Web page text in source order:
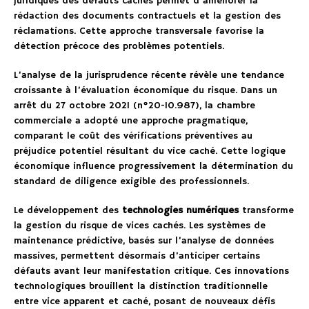
rédaction des documents contractuels et la gestion des
réclamations. Cette approche transversale favorise la
détection précoce des problèmes potentiels.
L’analyse de la jurisprudence récente révèle une tendance
croissante à l’évaluation économique du risque. Dans un
arrêt du 27 octobre 2021 (n°20-10.987), la chambre
commerciale a adopté une approche pragmatique,
comparant le coût des vérifications préventives au
préjudice potentiel résultant du vice caché. Cette logique
économique influence progressivement la détermination du
standard de diligence exigible des professionnels.
Le développement des technologies numériquestransforme
la gestion du risque de vices cachés. Les systèmes de
maintenance prédictive, basés sur l’analyse de données
massives, permettent désormais d’anticiper certains
défauts avant leur manifestation critique. Ces innovations
technologiques brouillent la distinction traditionnelle
entre vice apparent et caché, posant de nouveaux défis